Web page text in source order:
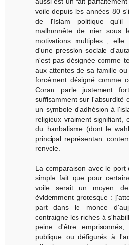
voile depuis les années 80
de l'Islam politique
malhonnête de nier sous
motivations multiples ;
d'une pression sociale
n'est pas désignée comme
aux attentes de sa famille
forcément désigné comme
Coran parle justement
suffisamment sur l'absurdité
un symbole d'adhésion à
religieux vraiment signifiant,
du hanbalisme (dont le
principal représentant
renvoie.
La comparaison avec le port
simple fait que pour
voile serait un moyen
évidemment grotesque :
part dans le monde
contraigne les riches à
peine d'être
publique ou défigurés à